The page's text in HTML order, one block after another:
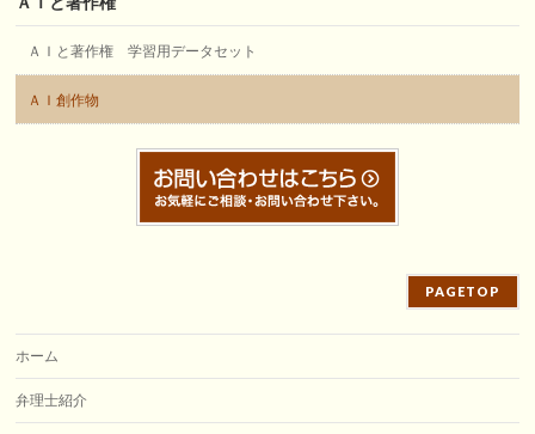
ＡＩと著作権 学習用データセット
ＡＩ創作物
PAGETOP
ホーム
弁理士紹介